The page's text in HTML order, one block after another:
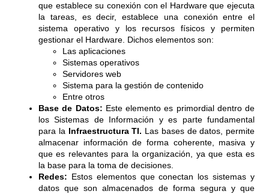
que establece su conexión con el Hardware que ejecuta
la tareas, es decir, establece una conexión entre el
sistema operativo y los recursos físicos y permiten
gestionar el Hardware. Dichos elementos son:
Las aplicaciones
Sistemas operativos
Servidores web
Sistema para la gestión de contenido
Entre otros
Base de Datos: Este elemento es primordial dentro de
los Sistemas de Información y es parte fundamental
para la Infraestructura TI. Las bases de datos, permite
almacenar información de forma coherente, masiva y
que es relevantes para la organización, ya que esta es
la base para la toma de decisiones.
Redes: Estos elementos que conectan los sistemas y
datos que son almacenados de forma segura y que